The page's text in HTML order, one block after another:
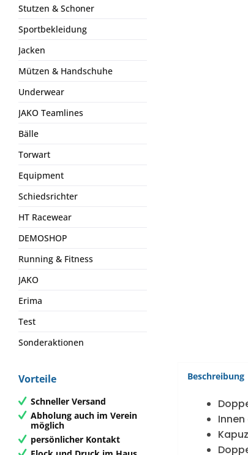
Stutzen & Schoner
Sportbekleidung
Jacken
Mützen & Handschuhe
Underwear
JAKO Teamlines
Bälle
Torwart
Equipment
Schiedsrichter
HT Racewear
DEMOSHOP
Running & Fitness
JAKO
Erima
Test
Sonderaktionen
Vorteile
Schneller Versand
Abholung auch im Verein
möglich
persönlicher Kontakt
Beschreibung